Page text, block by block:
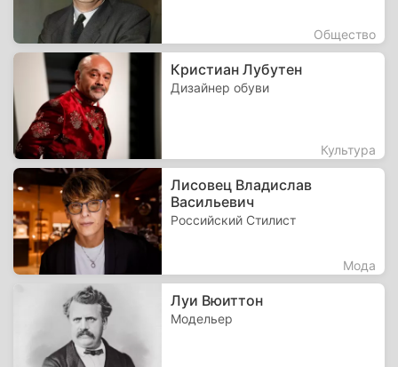
Общество
Кристиан Лубутен
Дизайнер обуви
Культура
Лисовец Владислав
Васильевич
Российский Стилист
Мода
Луи Вюиттон
Модельер